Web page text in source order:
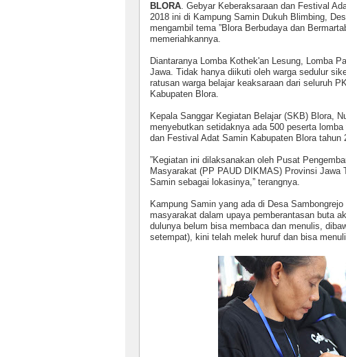
BLORA. Gebyar Keberaksaraan dan Festival
2018 ini di Kampung Samin Dukuh Blimbing,
mengambil tema ”Blora Berbudaya dan
memeriahkannya.
Diantaranya Lomba Kothek'an Lesung, Lomba
Jawa. Tidak hanya diikuti oleh warga sedulur
ratusan warga belajar keaksaraan dari seluruh
Kabupaten Blora.
Kepala Sanggar Kegiatan Belajar (SKB) Blora,
menyebutkan setidaknya ada 500 peserta
dan Festival Adat Samin Kabupaten Blora tahun
”Kegiatan ini dilaksanakan oleh Pusat
Masyarakat (PP PAUD DIKMAS) Provinsi Jawa
Samin sebagai lokasinya,” terangnya.
Kampung Samin yang ada di Desa
masyarakat dalam upaya pemberantasan buta
dulunya belum bisa membaca dan menulis,
setempat), kini telah melek huruf dan bisa